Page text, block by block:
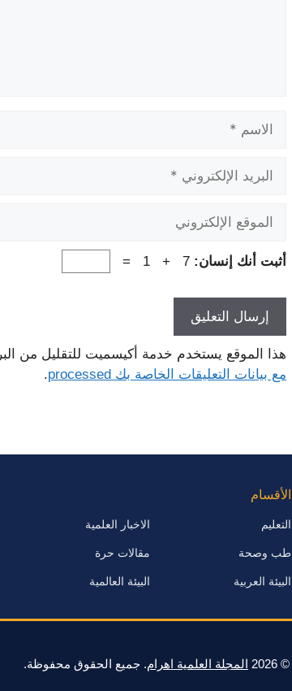
الاسم
البريد
الإلكتروني
الموقع
الإلكتروني
أثبت أنك إنسان: 7 + 1 =
هذا الموقع يستخدم خدمة أكيسميت للتقليل من
مع بيانات التعليقات الخاصة بك processed
.
الأقسام
التعليم الاخبار العلمية
طب وصحة مقالات حرة
البيئة العربية البيئة العالمية
© 2026 المجلة العلمية اهرام. جميع الحقوق محفوظة.